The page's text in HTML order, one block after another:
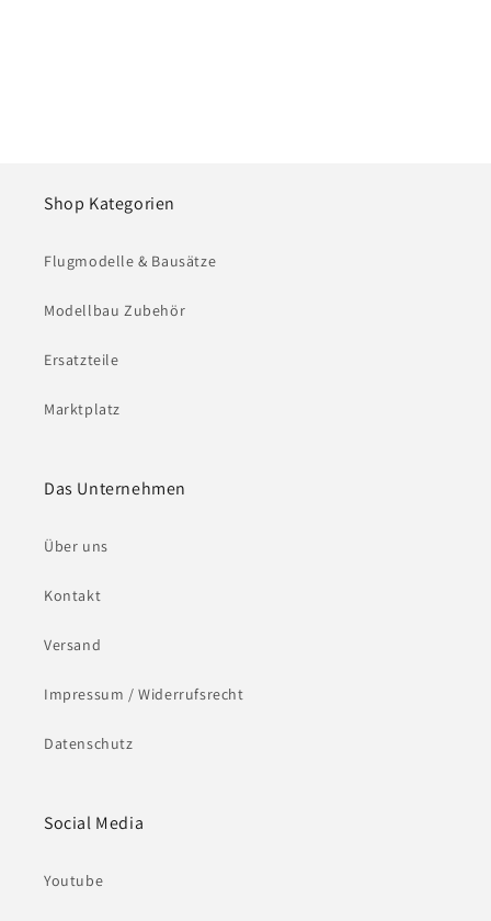
Shop Kategorien
Flugmodelle & Bausätze
Modellbau Zubehör
Ersatzteile
Marktplatz
Das Unternehmen
Über uns
Kontakt
Versand
Impressum / Widerrufsrecht
Datenschutz
Social Media
Youtube